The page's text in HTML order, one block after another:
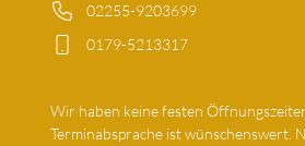
02255-9203699
0179-5213317
Wir haben keine festen
Terminabsprache ist wünschenswert.